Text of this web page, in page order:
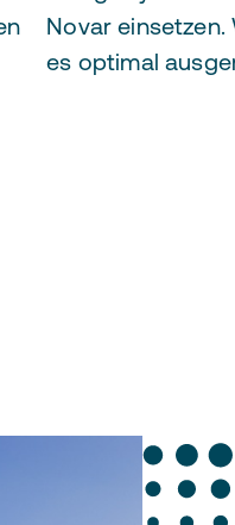
Novar einsetzen.
es optimal